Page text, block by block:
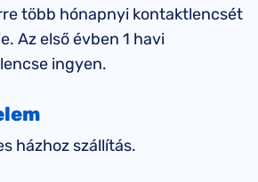
több hónapnyi kontaktlencsét
Az első évben 1 havi
ingyen.
házhoz szállítás.